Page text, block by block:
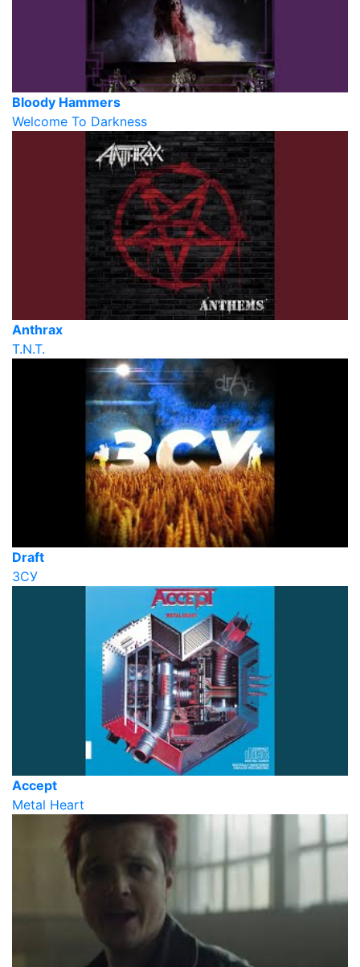
Bloody Hammers
Welcome To Darkness
Anthrax
T.N.T.
Draft
ЗСУ
Accept
Metal Heart